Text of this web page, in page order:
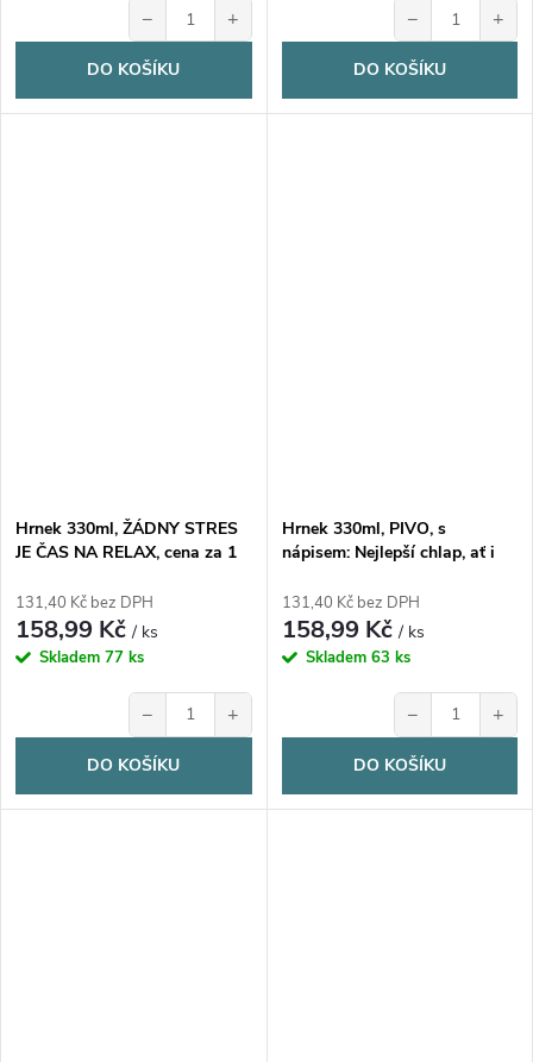
− +
DO KOŠÍKU
− +
DO KOŠÍKU
Hrnek 330ml, ŽÁDNY STRES
JE ČAS NA RELAX, cena za 1
131,40 Kč bez DPH
158,99 Kč/ ks
Skladem 77 ks
− +
DO KOŠÍKU
Hrnek 330ml, PIVO, s
nápisem: Nejlepší chlap, ať i
131,40 Kč bez DPH
158,99 Kč/ ks
Skladem 63 ks
− +
DO KOŠÍKU